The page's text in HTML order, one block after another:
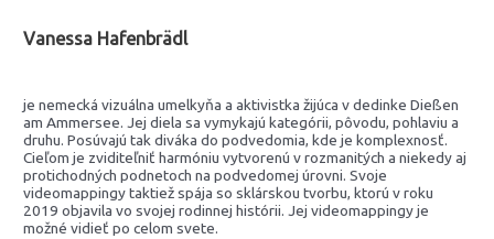
Vanessa Hafenbrädl
je nemecká vizuálna umelkyňa a aktivistka žijúca v dedinke Dießen
am Ammersee. Jej diela sa vymykajú kategórii, pôvodu, pohlaviu a
druhu. Posúvajú tak diváka do podvedomia, kde je komplexnosť.
Cieľom je zviditeľniť harmóniu vytvorenú v rozmanitých a niekedy aj
protichodných podnetoch na podvedomej úrovni. Svoje
videomappingy taktiež spája so sklárskou tvorbu, ktorú v roku
2019 objavila vo svojej rodinnej histórii. Jej videomappingy je
možné vidieť po celom svete.